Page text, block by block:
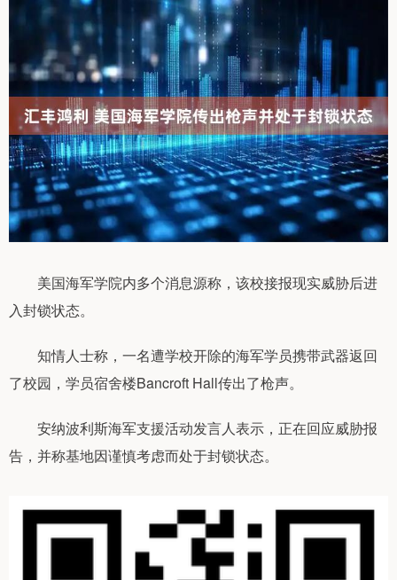
美国海军学院内多个消息源称，该校接报现实威胁后进
入封锁状态。
知情人士称，一名遭学校开除的海军学员携带武器返回
了校园，学员宿舍楼Bancroft Hall传出了枪声。
安纳波利斯海军支援活动发言人表示，正在回应威胁报
告，并称基地因谨慎考虑而处于封锁状态。